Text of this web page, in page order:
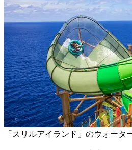
「スリルアイランド」のウォータ